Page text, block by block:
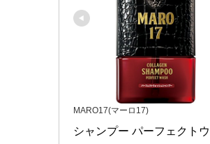
MARO17(マーロ17)
シャンプー パーフェクト